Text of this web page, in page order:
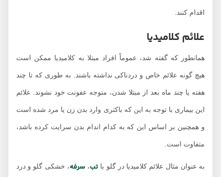
اقدام کنند.
علائم کلامیدیا
همانطور که گفته شد، عموماً افراد مبتلا به کلامیدیا ممکن است
هيچ ‌گونه علائم خاص و دردناکی نداشته باشند. به طوری که تا چند
هفته یا چند ماه بعد از مبتلا شدن، متوجه عفونت خود نشوند. علائم
این بیماری با توجه به این که باکتری وارد بدن زن یا مرد شده است
و همچنین بر اساس این که به کدام اندام بدن سرایت کرده باشد،
متفاوت است.
به عنوان مثال علائم کلامیدیا در گلو باتب ، سرفه، خشکی گلو و درد